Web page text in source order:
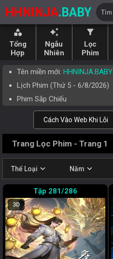
HHNINJA.BABY
category
Tổng
Hợp
auto_awesome
Ngẫu
Nhiên
filter_alt
Lọc
Phim
Tên miền mới: HHNINJA.BABY
Lịch Phim (Thứ 5 - 6/8/2026)
Phim Sắp Chiếu
Cách Vào Web Khi Lỗi
Trang Lọc Phim - Trang 1
Thể Loại expand_more Năm expand_more
281/286
3D